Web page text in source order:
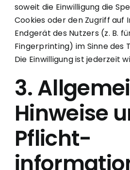
soweit die Einwilligung die
Cookies oder den Zugriff auf
Endgerät des Nutzers (z. B.
Fingerprinting) im Sinne des
Die Einwilligung ist jederzeit
3.
Hinweise
Pflicht­